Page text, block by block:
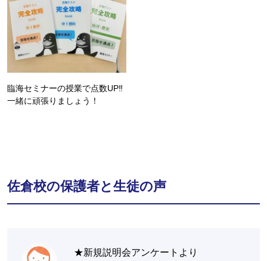
臨海セミナーの授業で点数UP‼
一緒に頑張りましょう！
佐倉校の保護者と生徒の声
★新規説明会アンケートより